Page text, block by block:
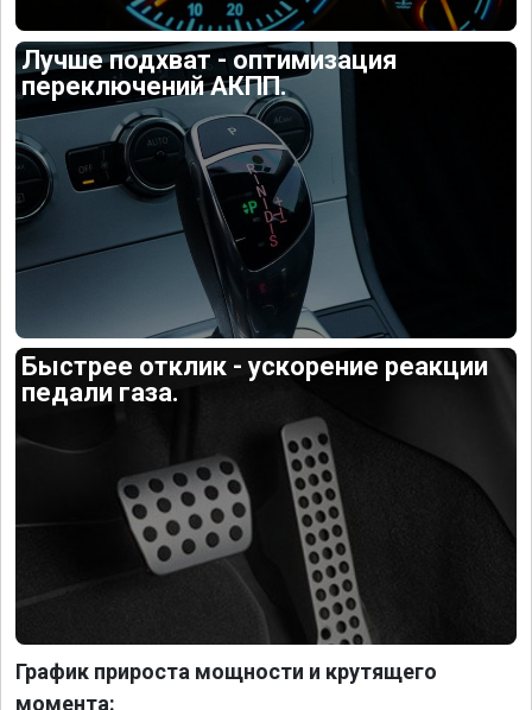
Лучше подхват - оптимизация
переключений АКПП.
Быстрее отклик - ускорение реакции
педали газа.
График прироста мощности и крутящего
момента: